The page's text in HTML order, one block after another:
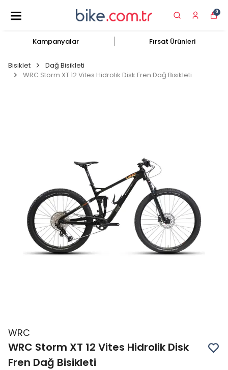
0
Kampanyalar Fırsat Ürünleri
Bisiklet
Dağ Bisikleti
WRC Storm XT 12 Vites Hidrolik Disk Fren Dağ Bisikleti
WRC
WRC Storm XT 12 Vites Hidrolik Disk
Fren Dağ Bisikleti